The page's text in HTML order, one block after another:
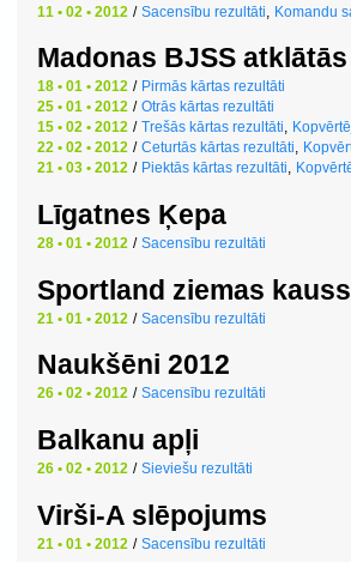
11 • 02 • 2012 / Sacensību rezultāti Komandu
Madonas BJSS
18 • 01 • 2012 / Pirmās kārtas rezultāti
25 • 01 • 2012 / Otrās kārtas rezultāti
15 • 02 • 2012 / Trešās kārtas rezultāti,
22 • 02 • 2012 / Ceturtās kārtas rezultāti,
21 • 03 • 2012 / Piektās kārtas rezultāti,
Līgatnes Ķepa
28 • 01 • 2012 / Sacensību rezultāti
Sportland ziemas
21 • 01 • 2012 / Sacensību rezultāti
Naukšēni 2012
26 • 02 • 2012 / Sacensību rezultāti
Balkanu apļi
26 • 02 • 2012 / Sieviešu rezultāti
Virši-A slēpojums
21 • 01 • 2012 / Sacensību rezultāti